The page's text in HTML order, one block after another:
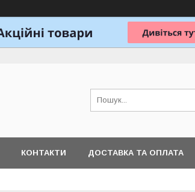
КОНТАКТИ ДОСТАВКА ТА ОПЛАТА